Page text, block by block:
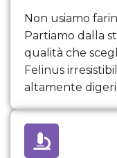
Non usiamo
Partiamo dalla
qualità che
Felinus
altamente